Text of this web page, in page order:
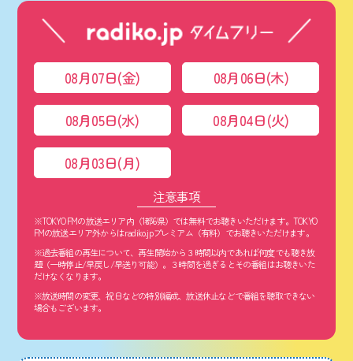
08月07日(金) 08月06日(木)
08月05日(水) 08月04日(火)
08月03日(月)
注意事項
※TOKYO FMの放送エリア内（1都6県）では無料でお聴きいただけます。TOKYO
FMの放送エリア外からはradiko.jpプレミアム（有料）でお聴きいただけます。
※過去番組の再生について、再生開始から３時間以内であれば何度でも聴き放
題（一時停止/早戻し/早送り可能）。３時間を過ぎるとその番組はお聴きいた
だけなくなります。
※放送時間の変更、祝日などの特別編成、放送休止などで番組を聴取できない
場合もございます。